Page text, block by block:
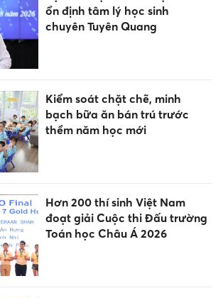
ổn định tâm lý học sinh
chuyên Tuyên Quang
Kiểm soát chặt chẽ, minh
bạch bữa ăn bán trú trước
thềm năm học mới
Hơn 200 thí sinh Việt Nam
đoạt giải Cuộc thi Đấu trường
Toán học Châu Á 2026